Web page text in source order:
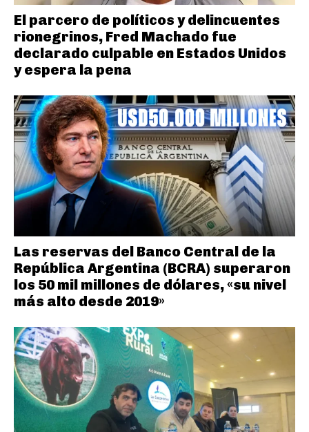
El parcero de políticos y delincuentes
rionegrinos, Fred Machado fue
declarado culpable en Estados Unidos
y espera la pena
Las reservas del Banco Central de la
República Argentina (BCRA) superaron
los 50 mil millones de dólares, «su nivel
más alto desde 2019»